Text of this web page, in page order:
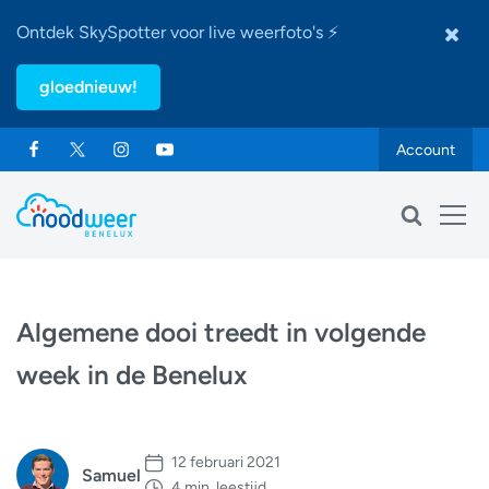
Ontdek SkySpotter voor live weerfoto's ⚡
gloednieuw!
Account
Algemene dooi treedt in volgende
week in de Benelux
Samuel
12 februari 2021